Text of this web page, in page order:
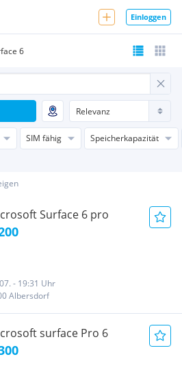
Einloggen
6
SIM fähig
Speicherkapazität
Surface 6 pro
- 19:31 Uhr
Albersdorf
surface Pro 6